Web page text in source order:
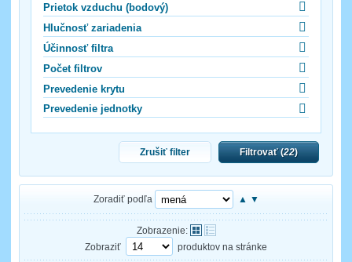
Prietok vzduchu (bodový)
Hlučnosť zariadenia
Účinnosť filtra
Počet filtrov
Prevedenie krytu
Prevedenie jednotky
Zrušiť filter Filtrovať (22)
Zoradiť podľa ▲ ▼
Zobrazenie:
Zobraziť
produktov na stránke